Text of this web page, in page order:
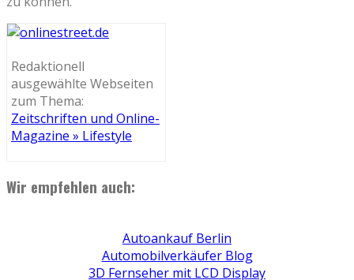
Redaktionell
ausgewählte Webseiten
zum Thema:
Zeitschriften und Online-
Magazine » Lifestyle
Wir empfehlen auch:
Autoankauf Berlin
Automobilverkäufer Blog
3D Fernseher mit LCD Display